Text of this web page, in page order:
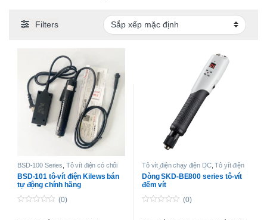
Filters
BSD-100 Series Tô vít điện có chổi
BSD-101 tô-vít điện Kilews bán
tự động chính hãng
(0)
Tô vít điện chạy điện DC,Tô vít điện
lực siết cao
Tô-vít không chổi than
lực siết cao
Dòng SKD-BE800 series tô-vít
đếm vít
(0)